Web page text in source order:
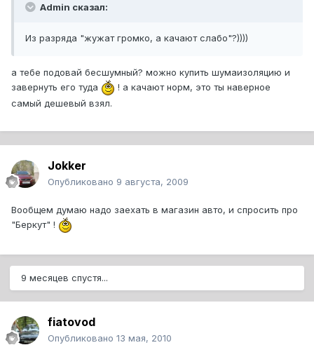
Admin сказал:
Из разряда "жужат громко, а качают слабо"?))))
а тебе подовай бесшумный? можно купить шумаизоляцию и
завернуть его туда
! а качают норм, это ты наверное
самый дешевый взял.
Jokker
Опубликовано 9 августа, 2009
Вообщем думаю надо заехать в магазин авто, и спросить про
"Беркут" !
9 месяцев спустя...
fiatovod
Опубликовано 13 мая, 2010